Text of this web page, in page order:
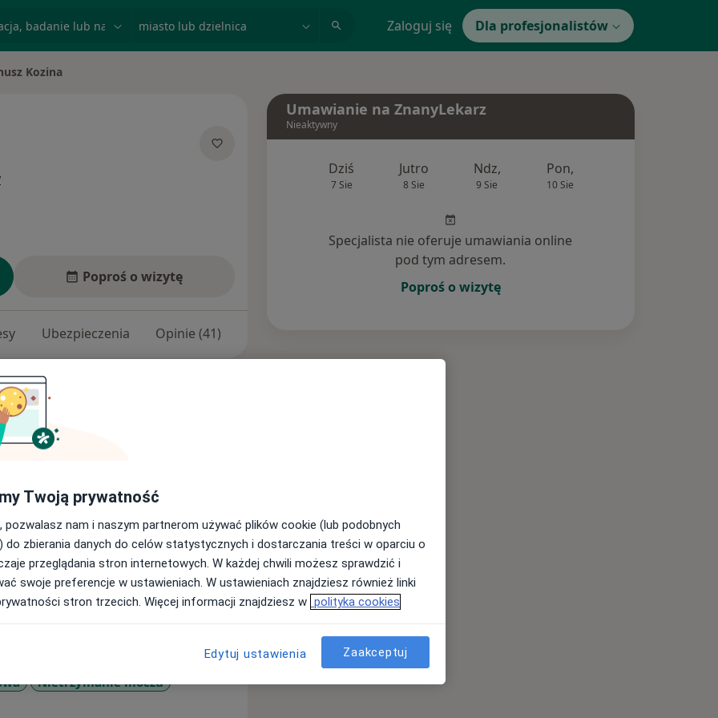
Zaloguj się Dla profesjonalistów
Kozina
Poproś o wizytę
Ubezpieczenia Opinie (41)
30-letnie doświadczenie w
Jest Zastępcą Ordynatora w
urologii.
w piśmiennictwie krajowym.
techniki leczenia oraz wiedzę
warsztatach, kursach, konferencjach
Nietrzymanie moczu
Umawianie na ZnanyLekarz
Nieaktywny
Dziś
7 Sie
Jutro
8 Sie
Ndz,
9 Sie
Pon,
10 Sie
Specjalista nie oferuje umawiania online
pod tym adresem.
Poproś o wizytę
Twoją prywatność
pozwalasz nam i naszym partnerom używać plików cookie (lub podobnych
do zbierania danych do celów statystycznych i dostarczania treści w oparciu o
przeglądania stron internetowych. W każdej chwili możesz sprawdzić i
swoje preferencje w ustawieniach. W ustawieniach znajdziesz również linki
stron trzecich. Więcej informacji znajdziesz w polityka cookies
Edytuj ustawienia Zaakceptuj